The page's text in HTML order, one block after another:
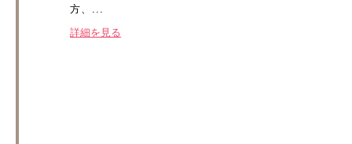
方、...
詳細を見る